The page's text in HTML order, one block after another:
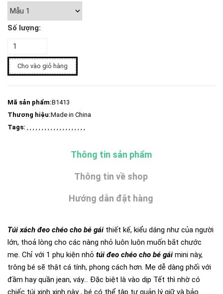
Số lượng:
Cho vào giỏ hàng
Mã sản phẩm:B1413
Thương hiệu:Made in China
Tags: , , , , , , , , , , , , , , , , , , , ,
Thông tin sản phẩm
Thông tin về shop
Hướng dẫn đặt hàng
Túi xách đeo chéo cho bé gái thiết kế, kiểu dáng như của người
lớn, thoả lòng cho các nàng nhỏ luôn luôn muốn bắt chước
mẹ. Chỉ với 1 phụ kiện nhỏ túi đeo chéo cho bé gái mini này,
trông bé sẽ thật cá tính, phong cách hơn. Mẹ dễ dàng phối với
đầm hay quần jean, váy... Đặc biệt là vào dịp Tết thì nhờ có
chiếc túi xinh xinh này , bé có thể tập tự quản lý giữ và bảo